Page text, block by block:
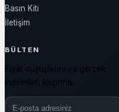
Basın Kiti
İletişim
BÜLTEN
Fiyat düşüşlerini ve gerçek
indirimleri kaçırma.
Bülten e-posta adresiniz